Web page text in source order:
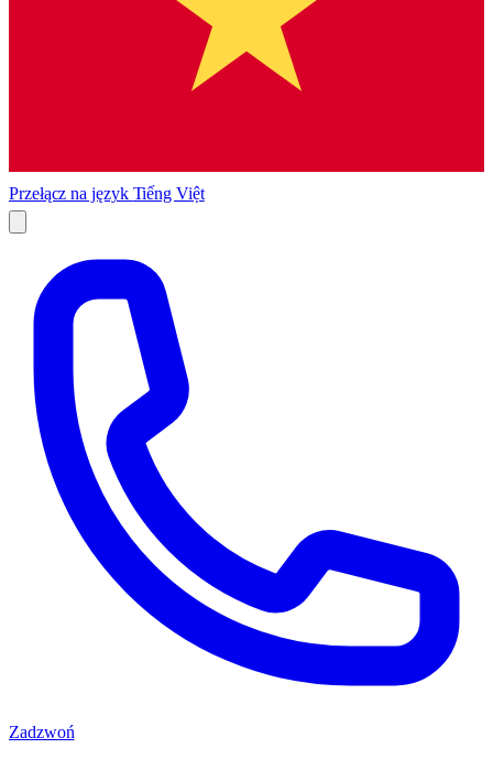
Przełącz na język Tiếng Việt
Zadzwoń